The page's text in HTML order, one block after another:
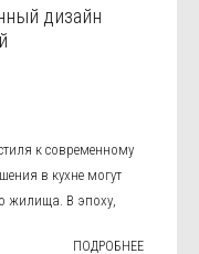
дизайн
к современному
в кухне могут
жилища. В эпоху,
ПОДРОБНЕЕ